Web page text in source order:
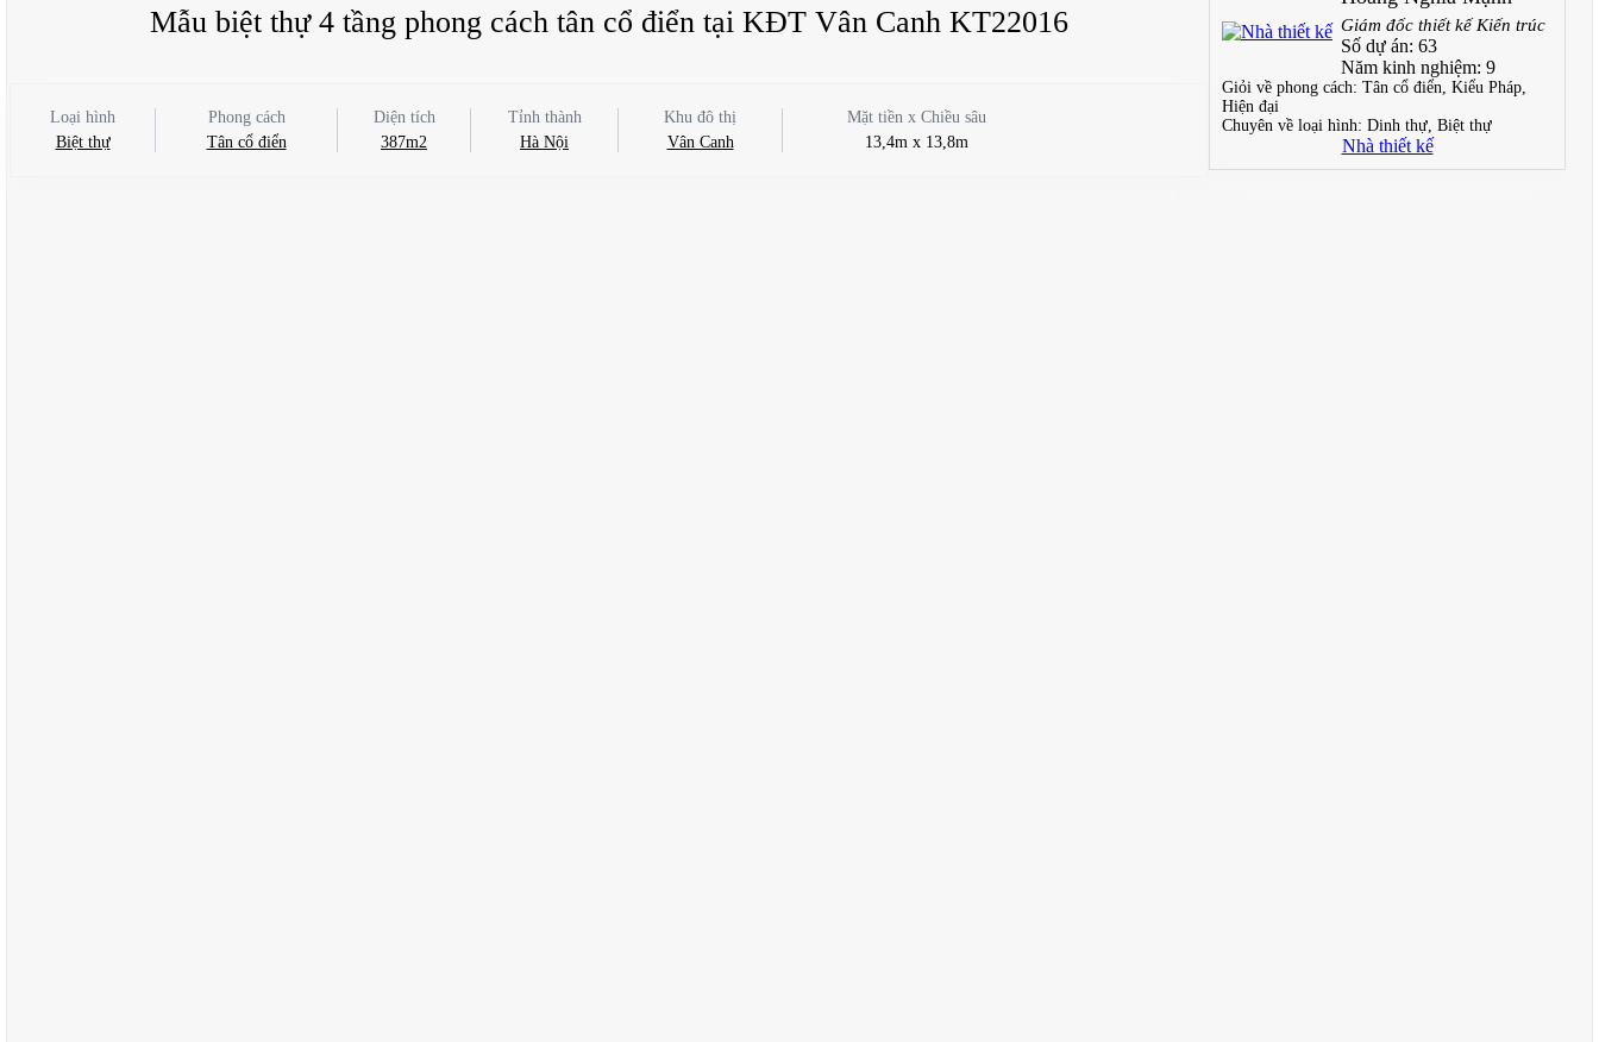
Mẫu biệt thự 4 tầng phong cách tân cổ điển tại KĐT Vân Canh KT22016
Loại hình
Biệt thự
Phong cách
Tân cổ điển
Diện tích
387m2
Tỉnh thành
Hà Nội
Khu đô thị
Vân Canh
Mặt tiền x Chiều sâu
13,4m x 13,8m
Giám đốc thiết kế Kiến trúc
Số dự án: 63
Năm kinh nghiệm: 9
Giỏi về phong cách: Tân cổ điển, Kiểu Pháp,
Hiện đại
Chuyên về loại hình: Dinh thự, Biệt thự
Nhà thiết kế